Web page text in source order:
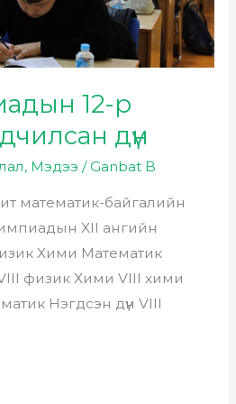
12-р
дүн
, Мэдээ /Ganbat B
математик-байгалийн
XII ангийн
Хими Математик
физик Хими VIII хими
Нэгдсэн дүн VIII